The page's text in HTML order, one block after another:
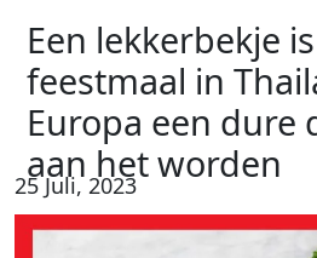
Een lekkerbekje
feestmaal in
Europa een dure
aan het worden
25 Juli, 2023